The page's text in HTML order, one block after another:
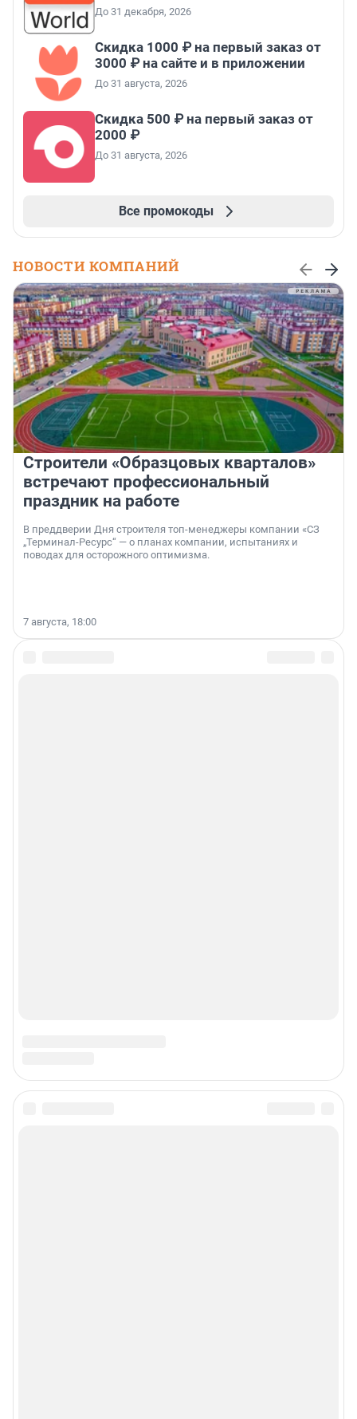
До 31 декабря, 2026
Скидка 1000 ₽ на первый заказ от
3000 ₽ на сайте и в приложении
До 31 августа, 2026
Скидка 500 ₽ на первый заказ от
2000 ₽
До 31 августа, 2026
Все промокоды
НОВОСТИ КОМПАНИЙ
Строители «Образцовых кварталов»
встречают профессиональный
праздник на работе
В преддверии Дня строителя топ-менеджеры компании «СЗ
„Терминал-Ресурс“ — о планах компании, испытаниях и
поводах для осторожного оптимизма.
7 августа, 18:00